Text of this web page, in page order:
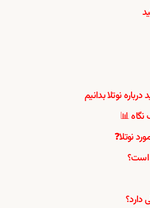
نوتلا بدانیم
نگاه 📊
نوتلا❓
است؟
دارد؟